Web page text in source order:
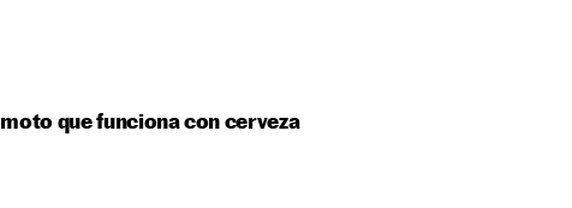
que funciona con cerveza